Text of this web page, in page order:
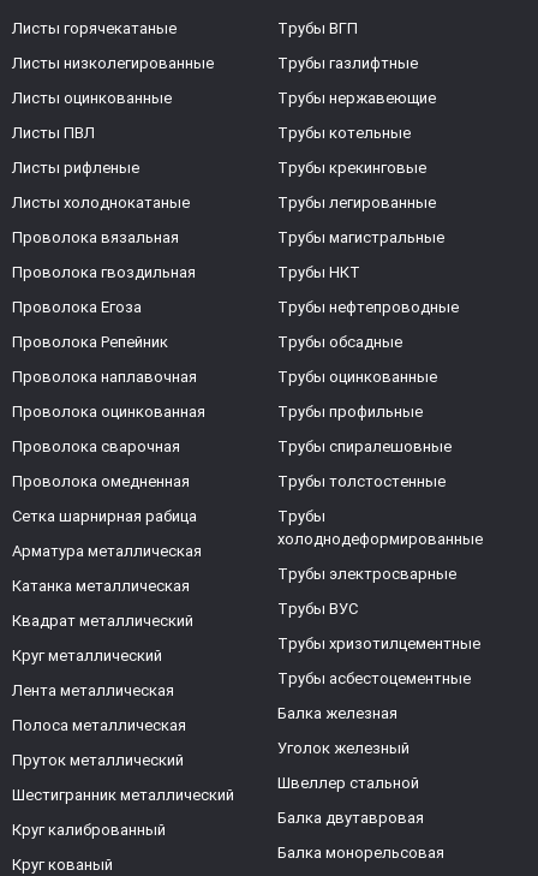
Листы горячекатаные
Листы низколегированные
Листы оцинкованные
Листы ПВЛ
Листы рифленые
Листы холоднокатаные
Проволока вязальная
Проволока гвоздильная
Проволока Егоза
Проволока Репейник
Проволока наплавочная
Проволока оцинкованная
Проволока сварочная
Проволока омедненная
Сетка шарнирная рабица
Арматура металлическая
Катанка металлическая
Квадрат металлический
Круг металлический
Лента металлическая
Полоса металлическая
Пруток металлический
Шестигранник металлический
Круг калиброванный
Круг кованый
Трубы ВГП
Трубы газлифтные
Трубы нержавеющие
Трубы котельные
Трубы крекинговые
Трубы легированные
Трубы магистральные
Трубы НКТ
Трубы нефтепроводные
Трубы обсадные
Трубы оцинкованные
Трубы профильные
Трубы спиралешовные
Трубы толстостенные
Трубы
холоднодеформированные
Трубы электросварные
Трубы ВУС
Трубы хризотилцементные
Трубы асбестоцементные
Балка железная
Уголок железный
Швеллер стальной
Балка двутавровая
Балка монорельсовая